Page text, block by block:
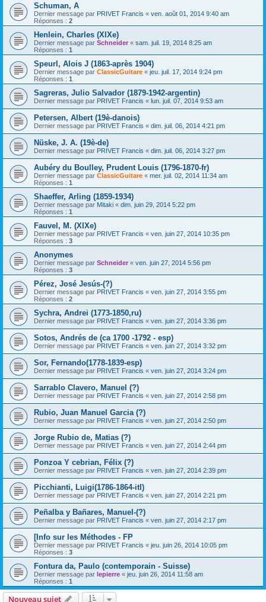
Schuman, A
Dernier message par PRIVET Francis « ven. août 01, 2014 9:40 am
Réponses : 2
Henlein, Charles (XIXe)
Dernier message par Schneider « sam. juil. 19, 2014 8:25 am
Réponses : 1
Speurl, Alois J (1863-après 1904)
Dernier message par ClassicGuitare « jeu. juil. 17, 2014 9:24 pm
Réponses : 1
Sagreras, Julio Salvador (1879-1942-argentin)
Dernier message par PRIVET Francis « lun. juil. 07, 2014 9:53 am
Petersen, Albert (19è-danois)
Dernier message par PRIVET Francis « dim. juil. 06, 2014 4:21 pm
Nüske, J. A. (19è-de)
Dernier message par PRIVET Francis « dim. juil. 06, 2014 3:27 pm
Aubéry du Boulley, Prudent Louis (1796-1870-fr)
Dernier message par ClassicGuitare « mer. juil. 02, 2014 11:34 am
Réponses : 1
Shaeffer, Arling (1859-1934)
Dernier message par Mitaki « dim. juin 29, 2014 5:22 pm
Réponses : 1
Fauvel, M. (XIXe)
Dernier message par PRIVET Francis « ven. juin 27, 2014 10:35 pm
Réponses : 3
Anonymes
Dernier message par Schneider « ven. juin 27, 2014 5:56 pm
Réponses : 3
Pérez, José Jesús-(?)
Dernier message par PRIVET Francis « ven. juin 27, 2014 3:55 pm
Réponses : 2
Sychra, Andrei (1773-1850,ru)
Dernier message par PRIVET Francis « ven. juin 27, 2014 3:36 pm
Sotos, Andrés de (ca 1700 -1792 - esp)
Dernier message par PRIVET Francis « ven. juin 27, 2014 3:32 pm
Sor, Fernando(1778-1839-esp)
Dernier message par PRIVET Francis « ven. juin 27, 2014 3:24 pm
Sarrablo Clavero, Manuel (?)
Dernier message par PRIVET Francis « ven. juin 27, 2014 2:58 pm
Rubio, Juan Manuel Garcia (?)
Dernier message par PRIVET Francis « ven. juin 27, 2014 2:50 pm
Jorge Rubio de, Matias (?)
Dernier message par PRIVET Francis « ven. juin 27, 2014 2:44 pm
Ponzoa Y cebrian, Félix (?)
Dernier message par PRIVET Francis « ven. juin 27, 2014 2:39 pm
Picchianti, Luigi(1786-1864-itl)
Dernier message par PRIVET Francis « ven. juin 27, 2014 2:21 pm
Peñalba y Bañares, Manuel-(?)
Dernier message par PRIVET Francis « ven. juin 27, 2014 2:17 pm
[Info sur les Méthodes - FP
Dernier message par PRIVET Francis « jeu. juin 26, 2014 10:05 pm
Réponses : 3
Fontura da, Paulo (contemporain - Suisse)
Dernier message par lepierre « jeu. juin 26, 2014 11:58 am
Réponses : 1
Nouveau sujet